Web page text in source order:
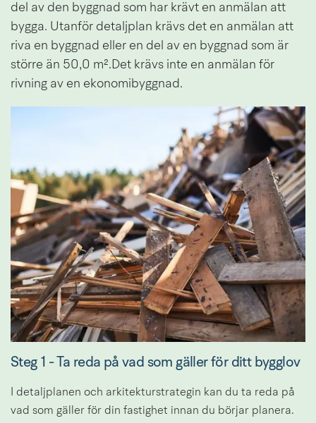
del av den byggnad som har krävt en anmälan att
bygga. Utanför detaljplan krävs det en anmälan att
riva en byggnad eller en del av en byggnad som är
större än 50,0 m².Det krävs inte en anmälan för
rivning av en ekonomibyggnad.
Steg 1 - Ta reda på vad som gäller för ditt bygglov
I detaljplanen och arkitekturstrategin kan du ta reda på
vad som gäller för din fastighet innan du börjar planera.